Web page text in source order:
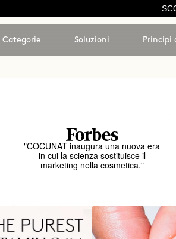
Categorie Soluzioni Principi
"COCUNAT inaugura una nuova era
in cui la scienza sostituisce il
marketing nella cosmetica."